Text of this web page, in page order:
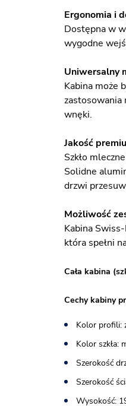
Ergonomia i
Dostępna w
wygodne
Uniwersalny
Kabina może
zastosowania
wnęki.
Jakość
Szkło
Solidne
drzwi
Możliwość
Kabina
która spełni
Cała kabina
Cechy kabiny
Kolor profili:
Kolor szkła:
Szerokość
Szerokość
Wysokość: